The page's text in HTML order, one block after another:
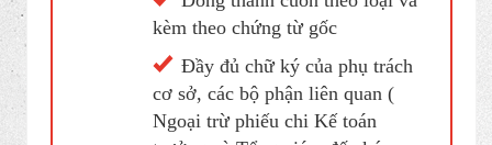
khi bạn đăng ký nhận phía dưới "bạn nhớ
kiểm tra mục thư spam, quảng cáo nhé"